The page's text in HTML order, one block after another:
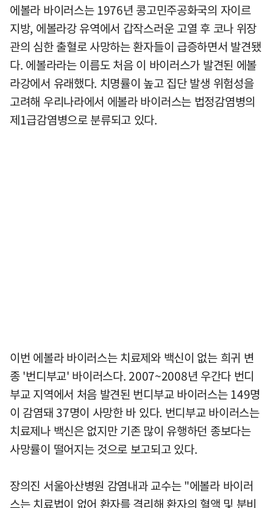
에볼라 바이러스는 1976년 콩고민주공화국의 자이르
지방, 에볼라강 유역에서 갑작스러운 고열 후 코나 위장
관의 심한 출혈로 사망하는 환자들이 급증하면서 발견됐
다. 에볼라라는 이름도 처음 이 바이러스가 발견된 에볼
라강에서 유래했다. 치명률이 높고 집단 발생 위험성을
고려해 우리나라에서 에볼라 바이러스는 법정감염병의
제1급감염병으로 분류되고 있다.
이번 에볼라 바이러스는 치료제와 백신이 없는 희귀 변
종 '번디부교' 바이러스다. 2007~2008년 우간다 번디
부교 지역에서 처음 발견된 번디부교 바이러스는 149명
이 감염돼 37명이 사망한 바 있다. 번디부교 바이러스는
치료제나 백신은 없지만 기존 많이 유행하던 종보다는
사망률이 떨어지는 것으로 보고되고 있다.
장의진 서울아산병원 감염내과 교수는 "에볼라 바이러
스는 치료법이 없어 환자를 격리해 환자의 혈액 및 분비